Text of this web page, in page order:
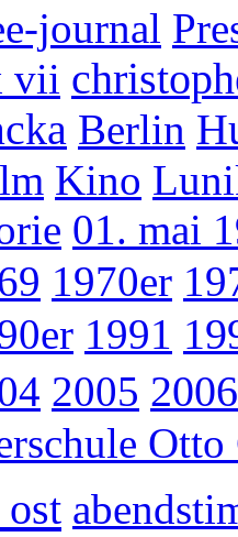
journal
vii
Berlin
Kino
01. mai
1970er
1991
2005 2006
ost